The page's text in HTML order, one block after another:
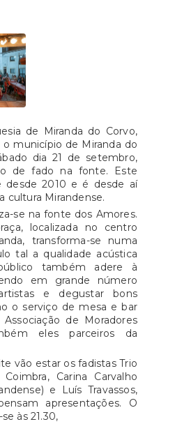
de Miranda do Corvo,
município de Miranda do
dia 21 de setembro,
de fado na fonte. Este
desde 2010 e é desde aí
cultura Mirandense.
se na fonte dos Amores.
localizada no centro
transforma-se numa
tal a qualidade acústica
também adere à
em grande número
e degustar bons
o serviço de mesa e bar
de Moradores
eles parceiros da
vão estar os fadistas Trio
Carina Carvalho
e Luís Travassos,
apresentações. O
às 21.30,